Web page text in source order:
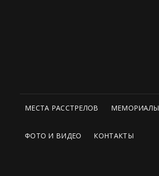
МЕСТА РАССТРЕЛОВ МЕМОРИАЛЫ
ФОТО И ВИДЕО КОНТАКТЫ